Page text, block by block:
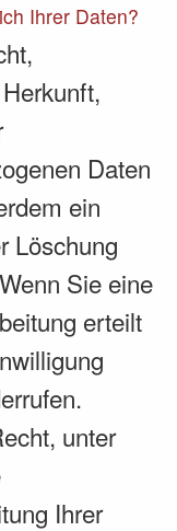
Ihrer Daten?
Daten
ein
Löschung
Sie eine
erteilt
unter
Ihrer